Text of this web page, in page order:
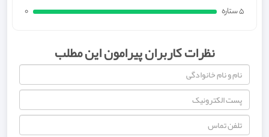
5 ستاره
0
نظرات کاربران پیرامون این مطلب